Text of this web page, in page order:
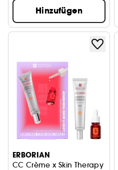
Hinzufügen
ERBORIAN
CC Crème x Skin Therapy